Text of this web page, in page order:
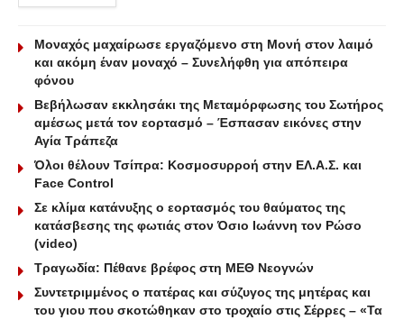
Μοναχός μαχαίρωσε εργαζόμενο στη Μονή στον λαιμό
και ακόμη έναν μοναχό – Συνελήφθη για απόπειρα
φόνου
Βεβήλωσαν εκκλησάκι της Μεταμόρφωσης του Σωτήρος
αμέσως μετά τον εορτασμό – Έσπασαν εικόνες στην
Αγία Τράπεζα
Όλοι θέλουν Τσίπρα: Κοσμοσυρροή στην ΕΛ.Α.Σ. και
Face Control
Σε κλίμα κατάνυξης ο εορτασμός του θαύματος της
κατάσβεσης της φωτιάς στον Όσιο Ιωάννη τον Ρώσο
(video)
Τραγωδία: Πέθανε βρέφος στη ΜΕΘ Νεογνών
Συντετριμμένος ο πατέρας και σύζυγος της μητέρας και
του γιου που σκοτώθηκαν στο τροχαίο στις Σέρρες – «Τα